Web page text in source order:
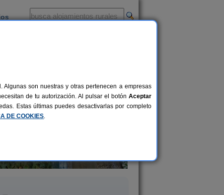
son nuestras y otras pertenecen a empresas
de tu autorización. Al pulsar el botón Aceptar
Estas últimas puedes desactivarlas por completo
DE COOKIES.